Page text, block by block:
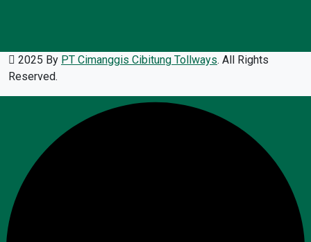
2025 By PT Cimanggis Cibitung Tollways. All Rights
Reserved.